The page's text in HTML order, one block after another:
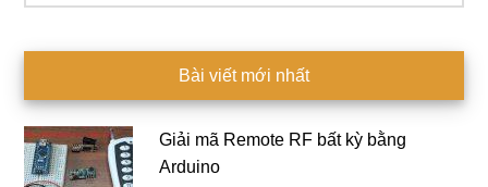
Bài viết mới nhất
Giải mã Remote RF bất kỳ bằng
Arduino